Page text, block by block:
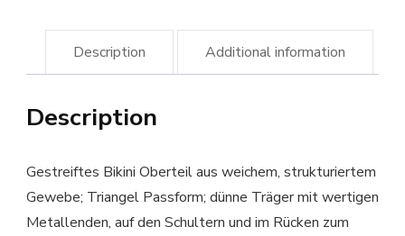
Description Additional information
Description
Gestreiftes Bikini Oberteil aus weichem, strukturiertem
Gewebe; Triangel Passform; dünne Träger mit wertigen
Metallenden, auf den Schultern und im Rücken zum